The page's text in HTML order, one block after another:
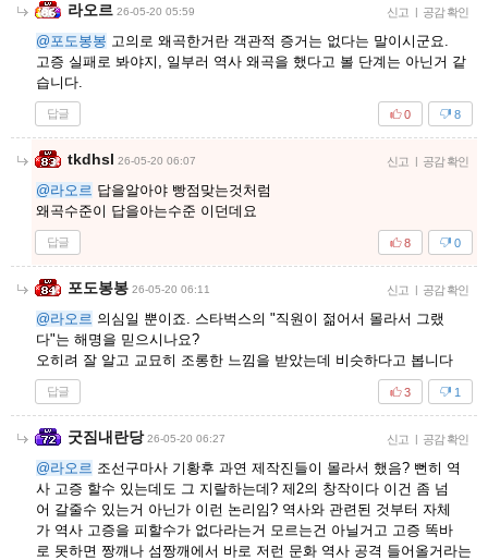
라오르 26-05-20 05:59 신고 | 공감 확인
@포도봉봉 고의로 왜곡한거란 객관적 증거는 없다는 말이시군요.
고증 실패로 봐야지, 일부러 역사 왜곡을 했다고 볼 단계는 아닌거 같
습니다.
답글 8
0
tkdhsl 26-05-20 06:07 신고 | 공감 확인
@라오르 답을알아야 빵점맞는것처럼
왜곡수준이 답을아는수준 이던데요
답글 0
8
포도봉봉 26-05-20 06:11 신고 | 공감 확인
@라오르 의심일 뿐이죠. 스타벅스의 "직원이 젊어서 몰라서 그랬
다"는 해명을 믿으시나요?
오히려 잘 알고 교묘히 조롱한 느낌을 받았는데 비슷하다고 봅니다
답글 1
3
굿짐내란당 26-05-20 06:27 신고 | 공감 확인
@라오르 조선구마사 기황후 과연 제작진들이 몰라서 했음? 뻔히 역
사 고증 할수 있는데도 그 지랄하는데? 제2의 창작이다 이건 좀 넘
어 갈줄수 있는거 아닌가 이런 논리임? 역사와 관련된 것부터 자체
가 역사 고증을 피할수가 없다라는거 모르는건 아닐거고 고증 똑바
로 못하면 짱깨나 섬짱깨에서 바로 저런 문화 역사 공격 들어올거라는